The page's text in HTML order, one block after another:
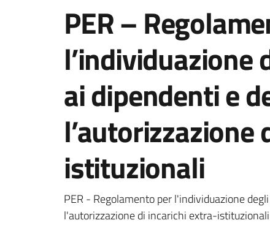
PER –
l’individuazione
ai dipendenti e
istituzionali
Dettagli del
PER - Regolamento per l'individuazione
l'autorizzazione di incarichi extra-istituzionali